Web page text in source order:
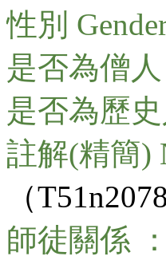
性別 Gender
是否為僧人
是否為歷
註解(精簡)
（
師徒關係 ：